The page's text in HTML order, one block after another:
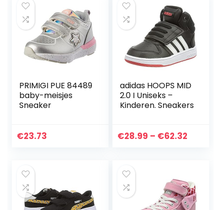
PRIMIGI PUE 84489
baby-meisjes
Sneaker
€23.73
adidas HOOPS MID
2.0 I Uniseks –
Kinderen. Sneakers
€28.99 – €62.32
€62.32